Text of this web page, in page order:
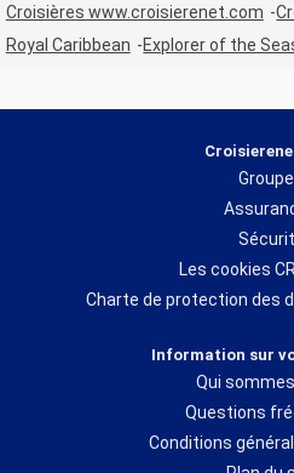
Croisières www.croisierenet.com
Royal Caribbean
Explorer of the
Les cookies
Charte de protection des
Information sur
Qui
Questions
Conditions